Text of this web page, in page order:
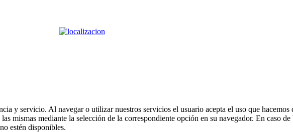
y servicio. Al navegar o utilizar nuestros servicios el usuario acepta el uso que hacemos
mismas mediante la selección de la correspondiente opción en su navegador. En caso
estén disponibles.